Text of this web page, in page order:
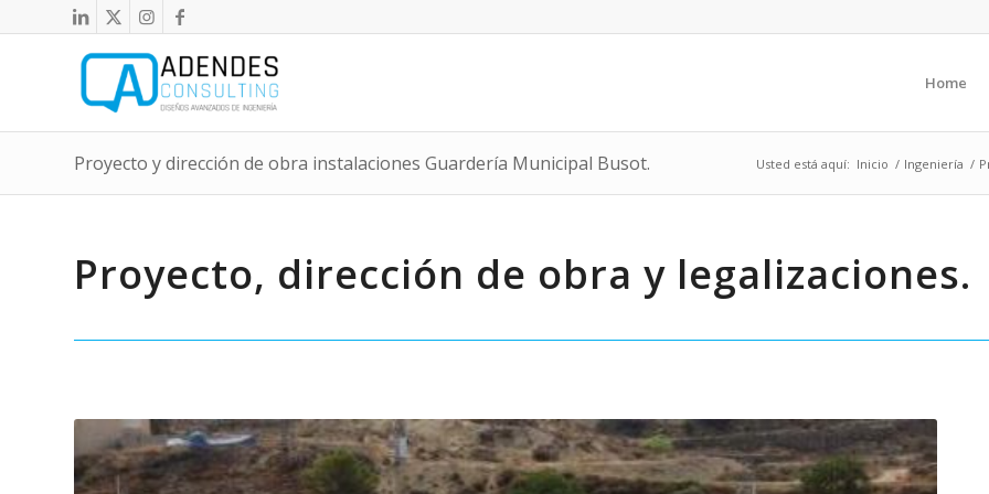
Home
Proyecto y dirección de obra instalaciones Guardería Municipal Busot. Usted está aquí: Inicio / Ingeniería /
Proyecto, dirección de obra y legalizaciones.